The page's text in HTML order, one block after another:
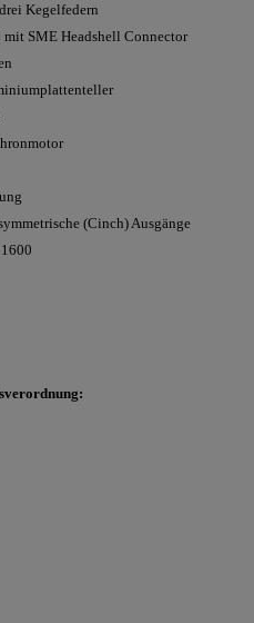
Kegelfedern
mit SME Headshell Connector
(Cinch) Ausgänge